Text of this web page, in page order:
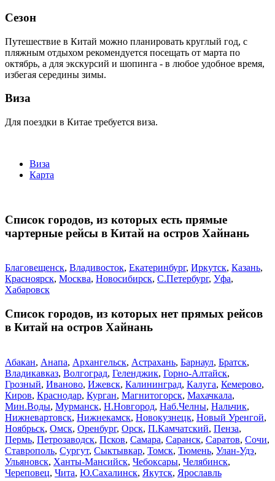
Сезон
Путешествие в Китай можно планировать круглый год, с
пляжным отдыхом рекомендуется посещать от марта по
октябрь, а для экскурсий и шопинга - в любое удобное время,
избегая середины зимы.
Виза
Для поездки в Китае требуется виза.
Виза
Карта
Список городов, из которых есть прямые
чартерные рейсы в Китай на остров Хайнань
Благовещенск, Владивосток, Екатеринбург, Иркутск, Казань,
Красноярск, Москва, Новосибирск, С.Петербург, Уфа,
Хабаровск
Список городов, из которых нет прямых рейсов
в Китай на остров Хайнань
Абакан, Анапа, Архангельск, Астрахань, Барнаул, Братск,
Владикавказ, Волгоград, Геленджик, Горно-Алтайск,
Грозный, Иваново, Ижевск, Калининград, Калуга, Кемерово,
Киров, Краснодар, Курган, Магнитогорск, Махачкала,
Мин.Воды, Мурманск, Н.Новгород, Наб.Челны, Нальчик,
Нижневартовск, Нижнекамск, Новокузнецк, Новый Уренгой,
Ноябрьск, Омск, Оренбург, Орск, П.Камчатский, Пенза,
Пермь, Петрозаводск, Псков, Самара, Саранск, Саратов, Сочи,
Ставрополь, Сургут, Сыктывкар, Томск, Тюмень, Улан-Удэ,
Ульяновск, Ханты-Мансийск, Чебоксары, Челябинск,
Череповец, Чита, Ю.Сахалинск, Якутск, Ярославль